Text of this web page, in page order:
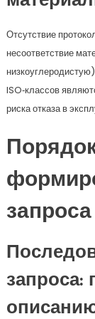
Отсутствие
несоответствие
ISO‑классов
риска отказа в
запроса: